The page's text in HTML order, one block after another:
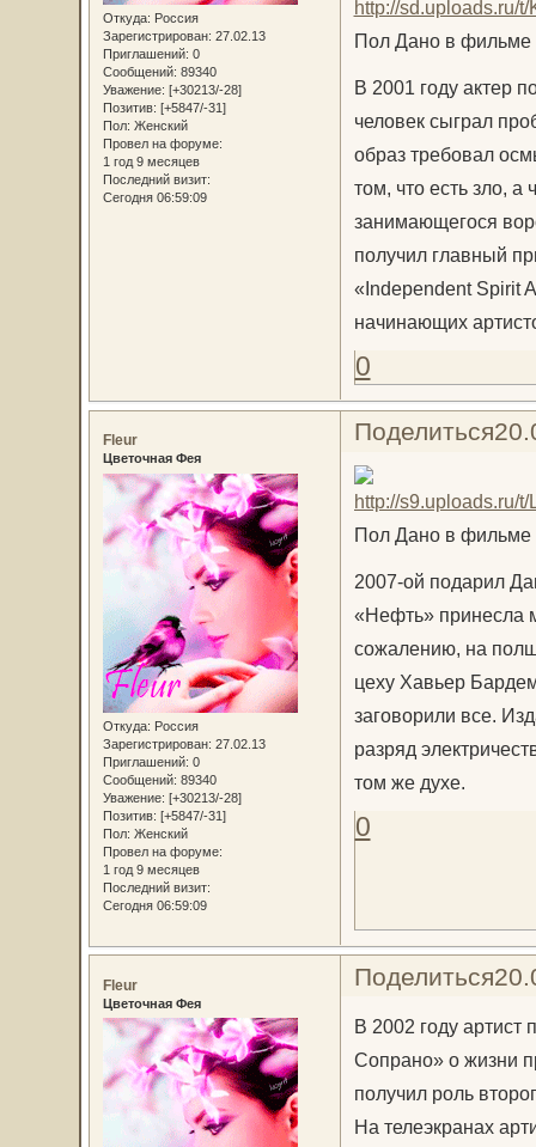
Откуда: Россия
Зарегистрирован: 27.02.13
Приглашений: 0
Сообщений: 89340
Уважение: [+30213/-28]
Позитив: [+5847/-31]
Пол: Женский
Провел на форуме:
1 год 9 месяцев
Последний визит:
Сегодня 06:59:09
Пол Дано в фильме
В 2001 году актер
человек сыграл
образ требовал
том, что есть зло,
занимающегося
получил главный
«Independent Spirit
начинающих
0
Поделиться
Fleur
Цветочная Фея
Откуда: Россия
Зарегистрирован: 27.02.13
Приглашений: 0
Сообщений: 89340
Уважение: [+30213/-28]
Позитив: [+5847/-31]
Пол: Женский
Провел на форуме:
1 год 9 месяцев
Последний визит:
Сегодня 06:59:09
Пол Дано в фильме
2007-ой подарил
«Нефть» принесла
сожалению, на
цеху Хавьер
заговорили все.
разряд
том же духе.
0
Поделиться
Fleur
Цветочная Фея
В 2002 году артист
Сопрано» о жизни
получил роль
На телеэкранах